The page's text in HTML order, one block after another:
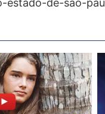
estado-de-sao-